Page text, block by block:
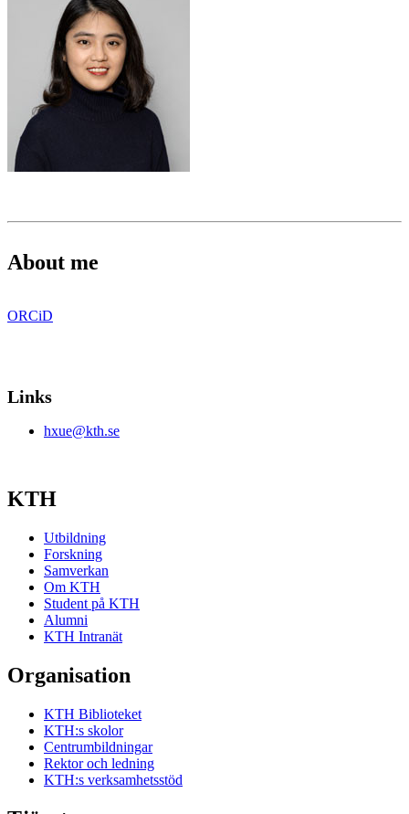
About me
ORCiD
Links
hxue@kth.se
KTH
Utbildning
Forskning
Samverkan
Om KTH
Student på KTH
Alumni
KTH Intranät
Organisation
KTH Biblioteket
KTH:s skolor
Centrumbildningar
Rektor och ledning
KTH:s verksamhetsstöd